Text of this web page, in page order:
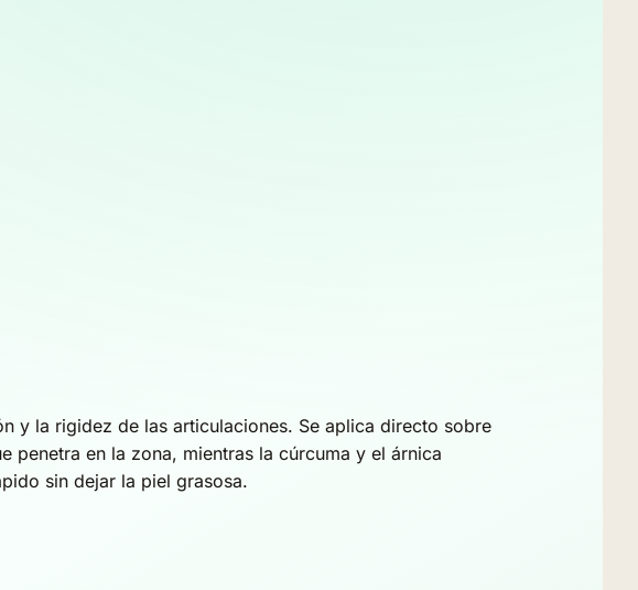
y la rigidez de las articulaciones. Se aplica directo sobre
penetra en la zona, mientras la cúrcuma y el árnica
sin dejar la piel grasosa.